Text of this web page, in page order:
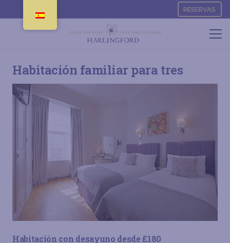
RESERVAS
Habitación familiar para tres
Habitación con desayuno desde £180